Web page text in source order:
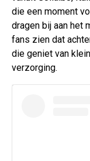
die een moment
dragen bij aan het
fans zien dat
die geniet van
verzorging.